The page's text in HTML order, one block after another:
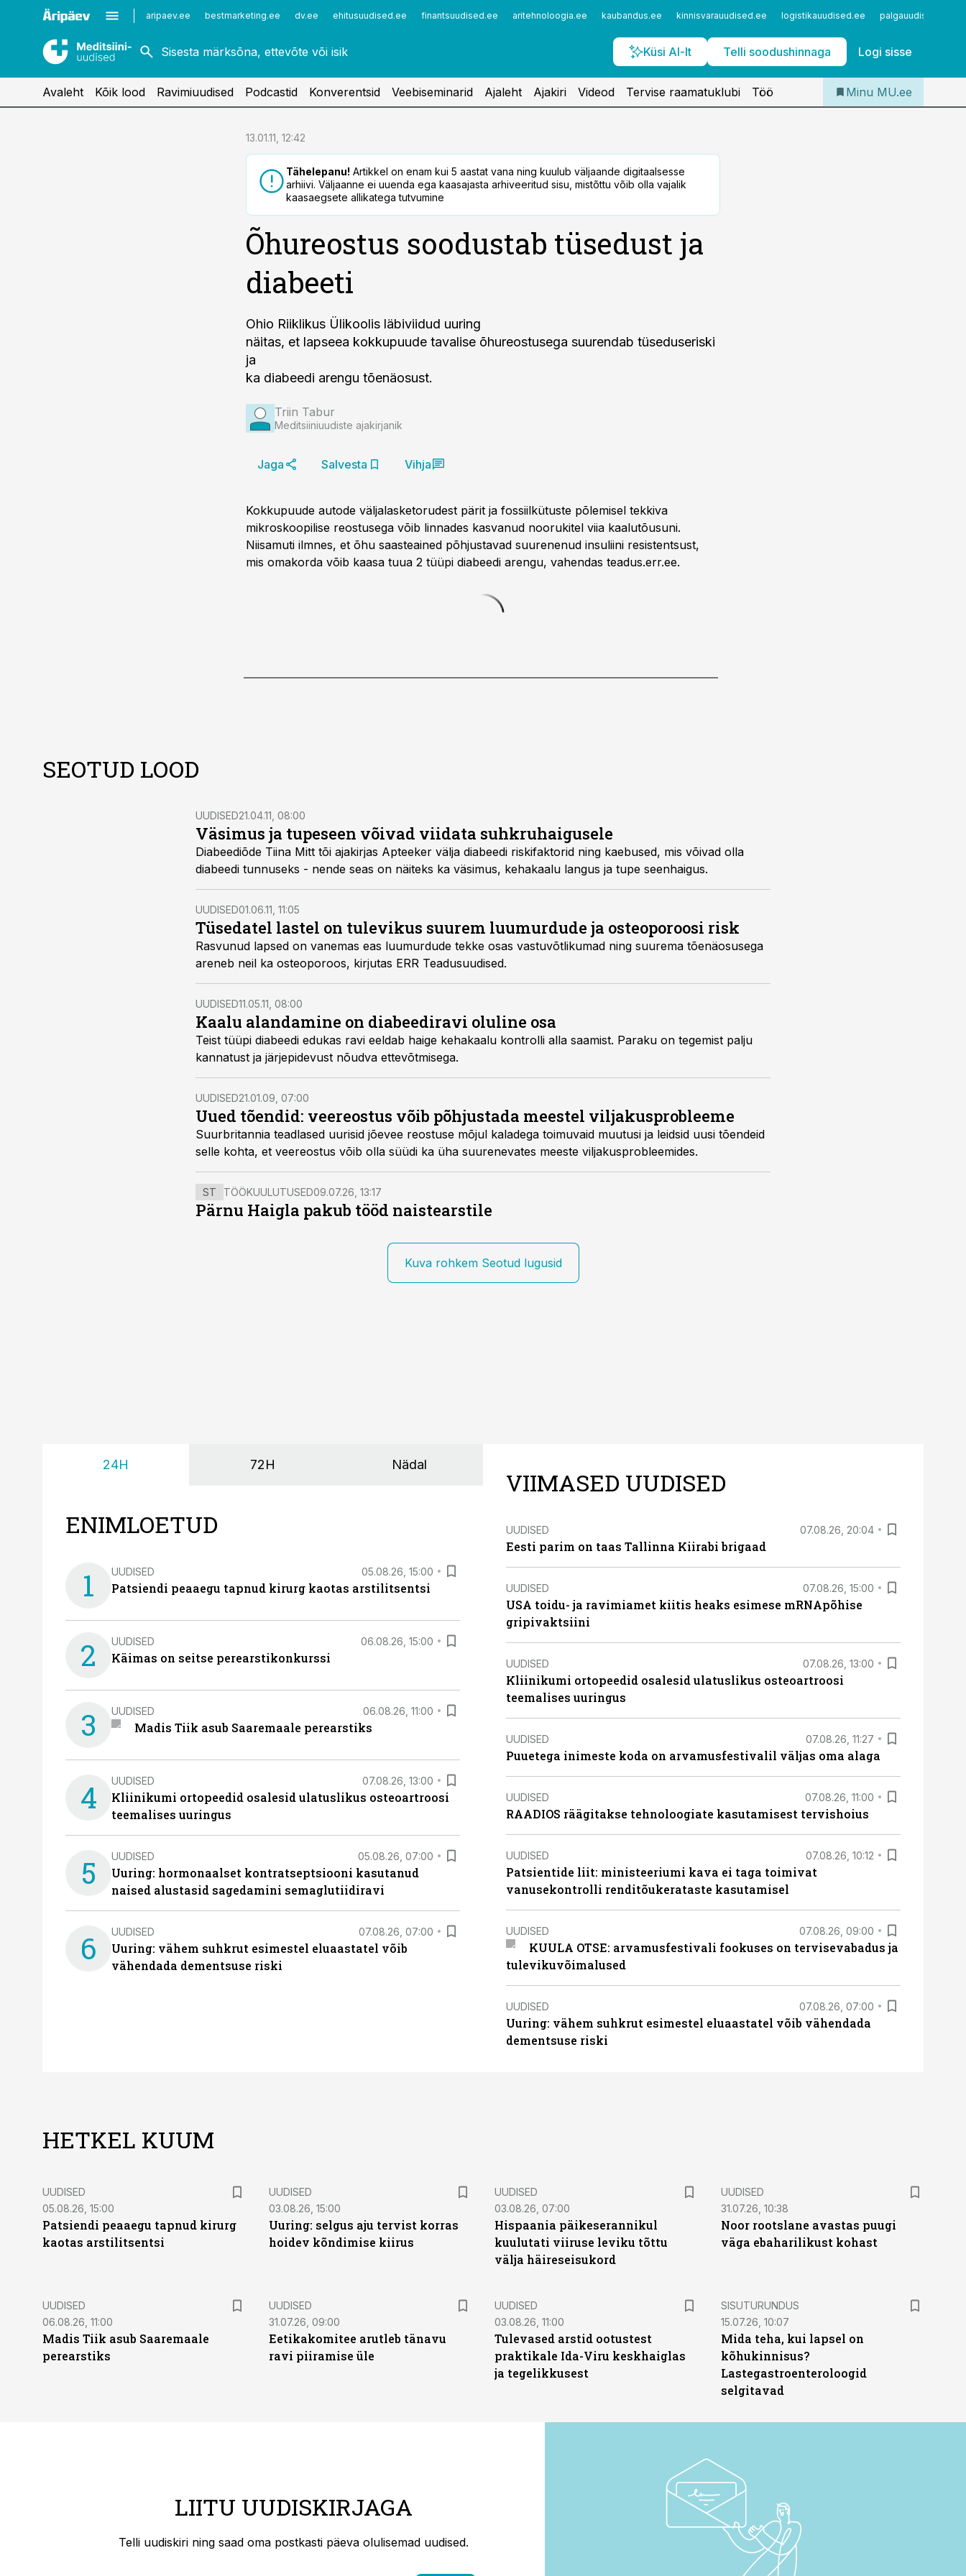
aripaev.ee bestmarketing.ee dv.ee ehitusuudised.ee finantsuudised.ee aritehnoloogia.ee kaubandus.ee kinnisvarauudised.ee logistikauudised.ee palgauudised.ee
Küsi AI-lt Telli soodushinnaga Logi sisse
Kirurgia
Naistehaigused
Vaktsineerimine
Iseteenindus
Telli Meditsiiniuudised
Avaleht Kõik lood Ravimiuudised Podcastid Konverentsid Veebiseminarid Ajaleht Ajakiri Videod Tervise raamatuklubi Töö Minu MU.ee
13.01.11, 12:42
Tähelepanu! Artikkel on enam kui 5 aastat vana ning kuulub väljaande digitaalsesse
arhiivi. Väljaanne ei uuenda ega kaasajasta arhiveeritud sisu, mistõttu võib olla vajalik
kaasaegsete allikatega tutvumine
Õhureostus soodustab tüsedust ja
diabeeti
Ohio Riiklikus Ülikoolis läbiviidud uuring
näitas, et lapseea kokkupuude tavalise õhureostusega suurendab tüseduseriski
ja
ka diabeedi arengu tõenäosust.
Triin Tabur
Meditsiiniuudiste ajakirjanik
Jaga Salvesta Vihja
Kokkupuude autode väljalasketorudest pärit ja fossiilkütuste põlemisel tekkiva
mikroskoopilise reostusega võib linnades kasvanud noorukitel viia kaalutõusuni.
Niisamuti ilmnes, et õhu saasteained põhjustavad suurenenud insuliini resistentsust,
mis omakorda võib kaasa tuua 2 tüüpi diabeedi arengu, vahendas teadus.err.ee.
SEOTUD LOOD
UUDISED21.04.11, 08:00
Väsimus ja tupeseen võivad viidata suhkruhaigusele
Diabeediõde Tiina Mitt tõi ajakirjas Apteeker välja diabeedi riskifaktorid ning kaebused, mis võivad olla
diabeedi tunnuseks - nende seas on näiteks ka väsimus, kehakaalu langus ja tupe seenhaigus.
UUDISED01.06.11, 11:05
Tüsedatel lastel on tulevikus suurem luumurdude ja osteoporoosi risk
Rasvunud lapsed on vanemas eas luumurdude tekke osas vastuvõtlikumad ning suurema tõenäosusega
areneb neil ka osteoporoos, kirjutas ERR Teadusuudised.
UUDISED11.05.11, 08:00
Kaalu alandamine on diabeediravi oluline osa
Teist tüüpi diabeedi edukas ravi eeldab haige kehakaalu kontrolli alla saamist. Paraku on tegemist palju
kannatust ja järjepidevust nõudva ettevõtmisega.
UUDISED21.01.09, 07:00
Uued tõendid: veereostus võib põhjustada meestel viljakusprobleeme
Suurbritannia teadlased uurisid jõevee reostuse mõjul kaladega toimuvaid muutusi ja leidsid uusi tõendeid
selle kohta, et veereostus võib olla süüdi ka üha suurenevates meeste viljakusprobleemides.
ST TÖÖKUULUTUSED09.07.26, 13:17
Pärnu Haigla pakub tööd naistearstile
Kuva rohkem Seotud lugusid
24H 72H Nädal
ENIMLOETUD
1 UUDISED 05.08.26, 15:00
Patsiendi peaaegu tapnud kirurg kaotas arstilitsentsi
2 UUDISED 06.08.26, 15:00
Käimas on seitse perearstikonkurssi
3 UUDISED 06.08.26, 11:00
Madis Tiik asub Saaremaale perearstiks
4 UUDISED 07.08.26, 13:00
Kliinikumi ortopeedid osalesid ulatuslikus osteoartroosi
teemalises uuringus
5 UUDISED 05.08.26, 07:00
Uuring: hormonaalset kontratseptsiooni kasutanud
naised alustasid sagedamini semaglutiidiravi
6 UUDISED 07.08.26, 07:00
Uuring: vähem suhkrut esimestel eluaastatel võib
vähendada dementsuse riski
VIIMASED UUDISED
UUDISED 07.08.26, 20:04
Eesti parim on taas Tallinna Kiirabi brigaad
UUDISED 07.08.26, 15:00
USA toidu- ja ravimiamet kiitis heaks esimese mRNApõhise
gripivaktsiini
UUDISED 07.08.26, 13:00
Kliinikumi ortopeedid osalesid ulatuslikus osteoartroosi
teemalises uuringus
UUDISED 07.08.26, 11:27
Puuetega inimeste koda on arvamusfestivalil väljas oma alaga
UUDISED 07.08.26, 11:00
RAADIOS räägitakse tehnoloogiate kasutamisest tervishoius
UUDISED 07.08.26, 10:12
Patsientide liit: ministeeriumi kava ei taga toimivat
vanusekontrolli renditõukerataste kasutamisel
UUDISED 07.08.26, 09:00
KUULA OTSE: arvamusfestivali fookuses on tervisevabadus ja
tulevikuvõimalused
UUDISED 07.08.26, 07:00
Uuring: vähem suhkrut esimestel eluaastatel võib vähendada
dementsuse riski
HETKEL KUUM
UUDISED
05.08.26, 15:00
Patsiendi peaaegu tapnud kirurg
kaotas arstilitsentsi
UUDISED
03.08.26, 15:00
Uuring: selgus aju tervist korras
hoidev kõndimise kiirus
UUDISED
03.08.26, 07:00
Hispaania päikeserannikul
kuulutati viiruse leviku tõttu
välja häireseisukord
UUDISED
31.07.26, 10:38
Noor rootslane avastas puugi
väga ebaharilikust kohast
UUDISED
06.08.26, 11:00
Madis Tiik asub Saaremaale
perearstiks
UUDISED
31.07.26, 09:00
Eetikakomitee arutleb tänavu
ravi piiramise üle
UUDISED
03.08.26, 11:00
Tulevased arstid ootustest
praktikale Ida-Viru keskhaiglas
ja tegelikkusest
ST
SISUTURUNDUS
15.07.26, 10:07
Mida teha, kui lapsel on
kõhukinnisus?
Lastegastroenteroloogid
selgitavad
LIITU UUDISKIRJAGA
Telli uudiskiri ning saad oma postkasti päeva olulisemad uudised.